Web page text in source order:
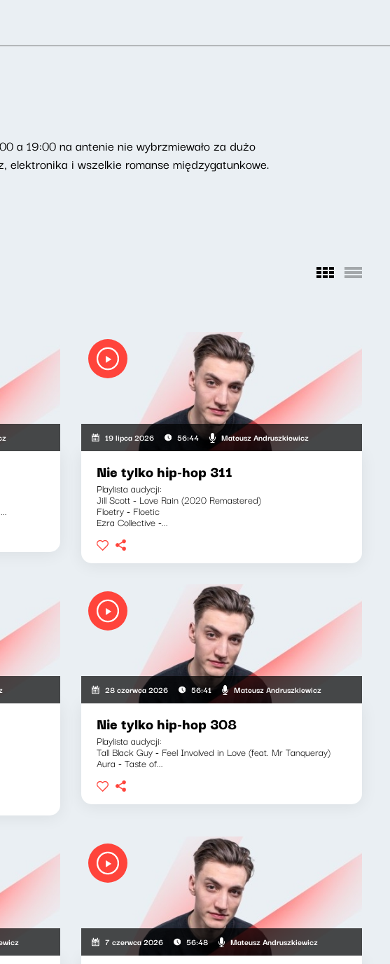
a 19:00 na antenie nie wybrzmiewało za dużo
elektronika i wszelkie romanse międzygatunkowe.
19 lipca 2026 56:44 Mateusz Andruszkiewicz
Nie tylko hip-hop 311
Playlista audycji:
Jill Scott - Love Rain (2020 Remastered)
Floetry - Floetic
Ezra Collective -...
28 czerwca 2026 56:41 Mateusz Andruszkiewicz
Nie tylko hip-hop 308
Playlista audycji:
Tall Black Guy - Feel Involved in Love (feat. Mr Tanqueray)
Aura - Taste of...
7 czerwca 2026 56:48 Mateusz Andruszkiewicz